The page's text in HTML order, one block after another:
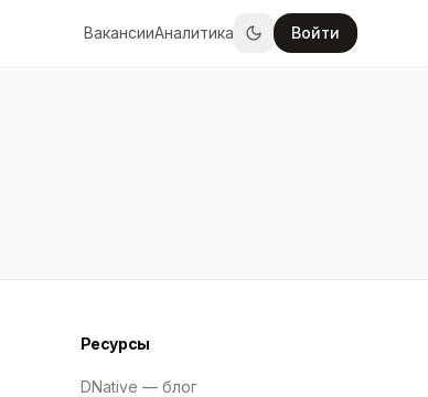
ВакансииАналитика Войти
Ресурсы
DNative — блог